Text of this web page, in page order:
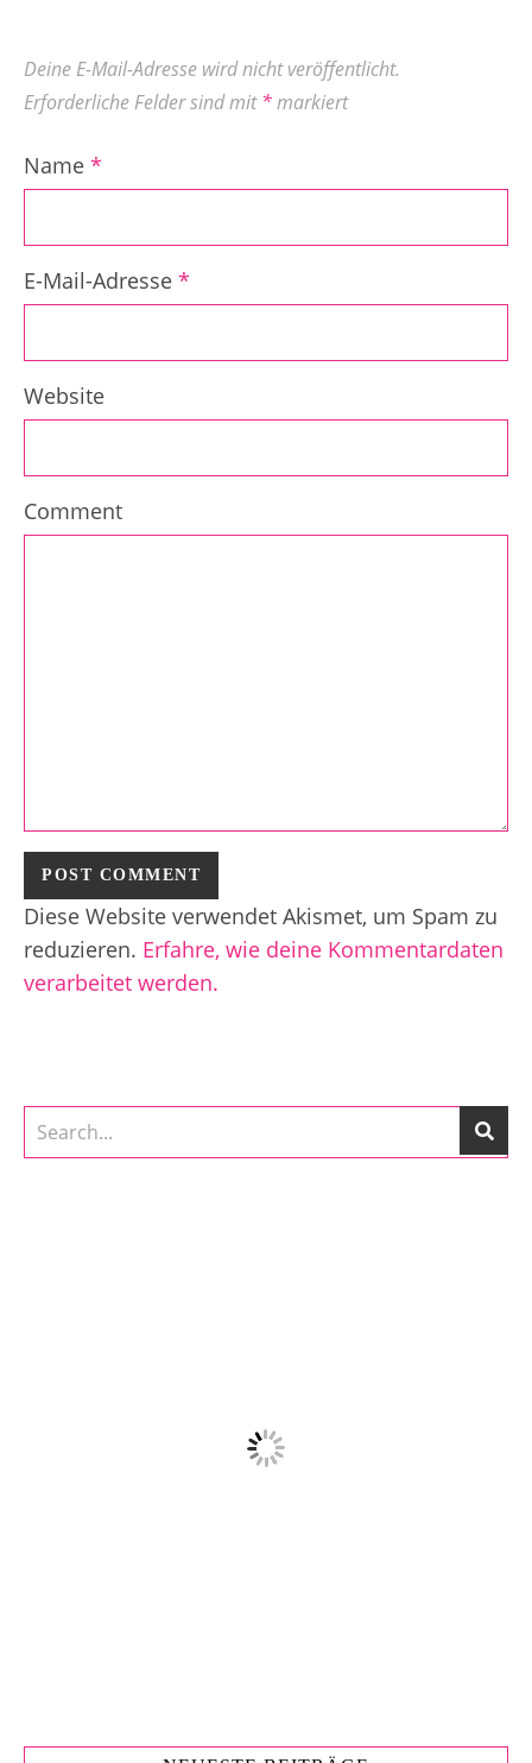
Deine E-Mail-Adresse wird nicht veröffentlicht.
Erforderliche Felder sind mit*markiert
Name *
E-Mail-Adresse *
Website
Comment
Diese Website verwendet Akismet, um Spam zu
reduzieren. Erfahre, wie deine Kommentardaten
verarbeitet werden.